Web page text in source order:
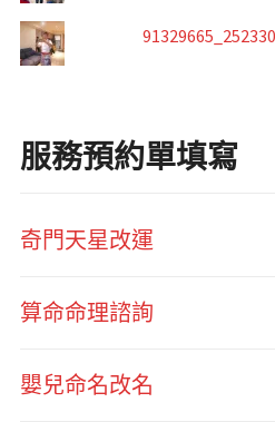
服務預約單填寫
奇門天星改運
算命命理諮詢
嬰兒命名改名